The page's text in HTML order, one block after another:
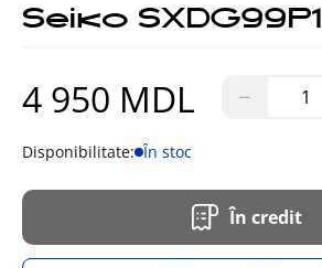
Seiko SXDG99P1
4 950 MDL −
Disponibilitate: În stoc
În credit